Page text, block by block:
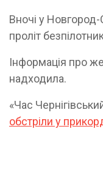
Вночі у Новгород-
проліт
Інформація про
надходила.
«Час
обстріли у